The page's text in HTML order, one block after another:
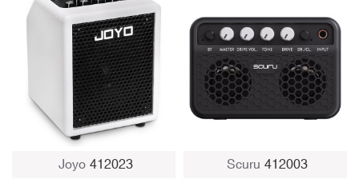
Joyo412023 Scuru 412003